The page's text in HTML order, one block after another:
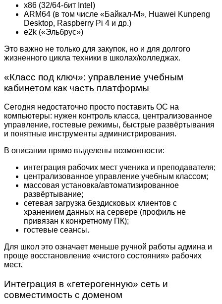
x86 (32/64-бит Intel)
ARM64 (в том числе «Байкал-М», Huawei Kunpeng
Desktop, Raspberry Pi 4 и др.)
e2k («Эльбрус»)
Это важно не только для закупок, но и для долгого
жизненного цикла техники в школах/колледжах.
«Класс под ключ»: управление учебным
кабинетом как часть платформы
Сегодня недостаточно просто поставить ОС на
компьютеры: нужен контроль класса, централизованное
управление, гостевые режимы, быстрые развёртывания
и понятные инструменты администрирования.
В описании прямо выделены возможности:
интеграция рабочих мест ученика и преподавателя;
централизованное управление учебным классом;
массовая установка/автоматизированное
развёртывание;
сетевая загрузка бездисковых клиентов с
хранением данных на сервере (профиль не
привязан к конкретному ПК);
гостевые сеансы.
Для школ это означает меньше ручной работы админа и
проще восстановление «чистого состояния» рабочих
мест.
Интеграция в «гетерогенную» сеть и
совместимость с доменом